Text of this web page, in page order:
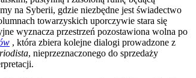
na Syberii, gdzie niezbędne jest świadectwo
towarzyskich uporczywie stara się
wyznacza przestrzeń pozostawiona wolna po
, która zbiera kolejne dialogi prowadzone z
, nieprzeznaczonego do sprzedaży